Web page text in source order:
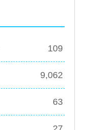
109
9,062
63